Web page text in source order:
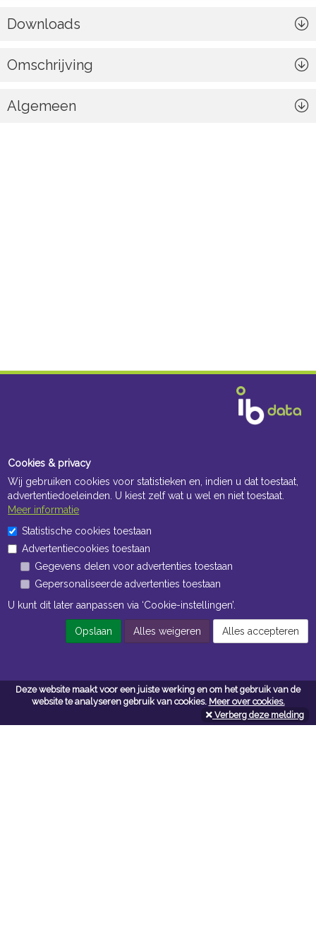
Deze website maakt voor een juiste werking en om het gebruik van de
website te analyseren gebruik van cookies. Meer over cookies.
Verberg deze melding
Downloads
Omschrijving
Algemeen
Contacteer ons
Kerkstoel bouwmaterialen
Leopoldlei 54
Cookies & privacy
Wij gebruiken cookies voor statistieken en, indien u dat toestaat,
advertentiedoeleinden. U kiest zelf wat u wel en niet toestaat.
Meer informatie
Statistische cookies toestaan
Advertentiecookies toestaan
Gegevens delen voor advertenties toestaan
Gepersonaliseerde advertenties toestaan
U kunt dit later aanpassen via ‘Cookie-instellingen’.
Opslaan Alles weigeren Alles accepteren